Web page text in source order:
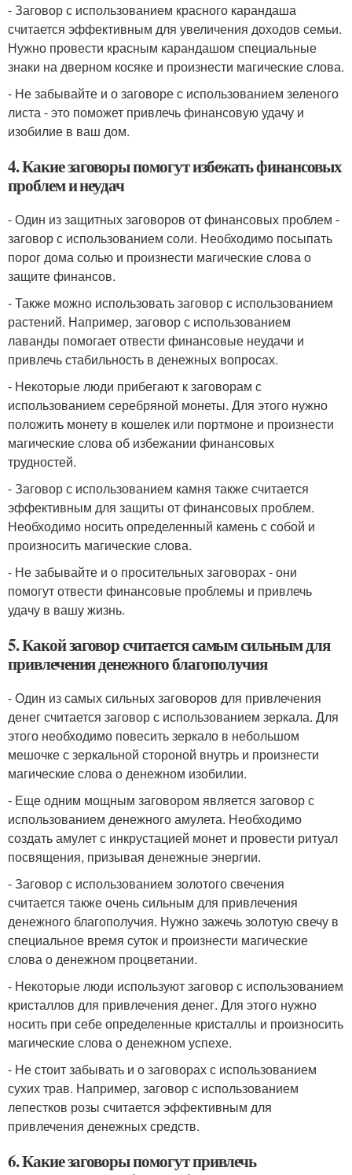
- Заговор с использованием красного карандаша
считается эффективным для увеличения доходов семьи.
Нужно провести красным карандашом специальные
знаки на дверном косяке и произнести магические слова.
- Не забывайте и о заговоре с использованием зеленого
листа - это поможет привлечь финансовую удачу и
изобилие в ваш дом.
4. Какие заговоры помогут избежать финансовых
проблем и неудач
- Один из защитных заговоров от финансовых проблем -
заговор с использованием соли. Необходимо посыпать
порог дома солью и произнести магические слова о
защите финансов.
- Также можно использовать заговор с использованием
растений. Например, заговор с использованием
лаванды помогает отвести финансовые неудачи и
привлечь стабильность в денежных вопросах.
- Некоторые люди прибегают к заговорам с
использованием серебряной монеты. Для этого нужно
положить монету в кошелек или портмоне и произнести
магические слова об избежании финансовых
трудностей.
- Заговор с использованием камня также считается
эффективным для защиты от финансовых проблем.
Необходимо носить определенный камень с собой и
произносить магические слова.
- Не забывайте и о просительных заговорах - они
помогут отвести финансовые проблемы и привлечь
удачу в вашу жизнь.
5. Какой заговор считается самым сильным для
привлечения денежного благополучия
- Один из самых сильных заговоров для привлечения
денег считается заговор с использованием зеркала. Для
этого необходимо повесить зеркало в небольшом
мешочке с зеркальной стороной внутрь и произнести
магические слова о денежном изобилии.
- Еще одним мощным заговором является заговор с
использованием денежного амулета. Необходимо
создать амулет с инкрустацией монет и провести ритуал
посвящения, призывая денежные энергии.
- Заговор с использованием золотого свечения
считается также очень сильным для привлечения
денежного благополучия. Нужно зажечь золотую свечу в
специальное время суток и произнести магические
слова о денежном процветании.
- Некоторые люди используют заговор с использованием
кристаллов для привлечения денег. Для этого нужно
носить при себе определенные кристаллы и произносить
магические слова о денежном успехе.
- Не стоит забывать и о заговорах с использованием
сухих трав. Например, заговор с использованием
лепестков розы считается эффективным для
привлечения денежных средств.
6. Какие заговоры помогут привлечь